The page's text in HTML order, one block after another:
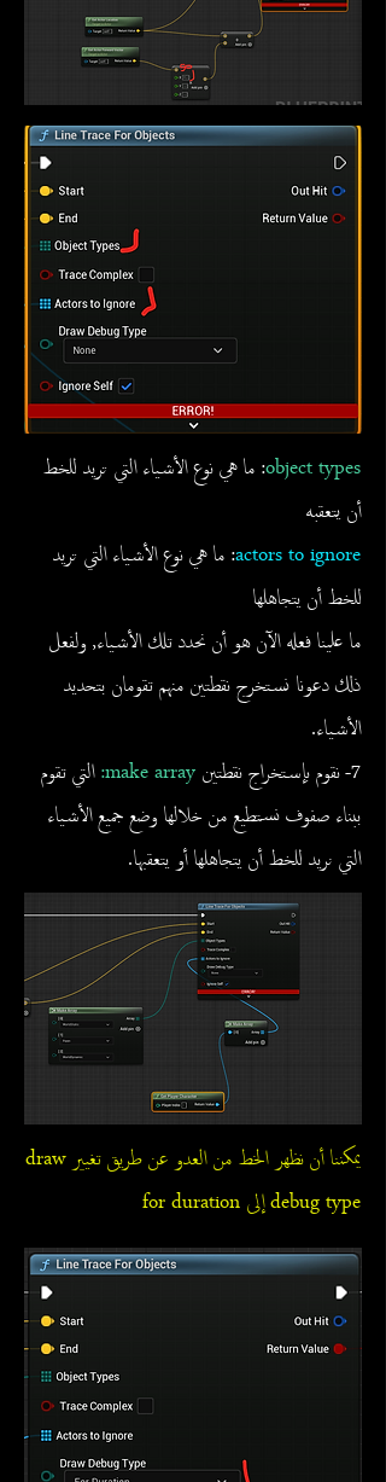
object types: ما هي نوع الأشياء التي تريد للخط
أن يتعقبه
actors to ignore: ما هي نوع الأشياء التي تريد
للخط أن يتجاهلها
ما علينا فعله الآن هو أن نحدد تلك الأشياء, ولفعل
ذلك دعونا نستخرج نقطتين منهم تقومان بتحديد
الأشياء.
7- نقوم بإستخراج نقطتين
make array: التي تقوم
ببناء صفوف نستطيع من خلالها وضع جميع الأشياء
التي نريد للخط أن يتجاهلها أو يتعقبها.
يمكننا أن نظهر الخط من العدو عن طريق تغيير draw
debug type إلى for duration